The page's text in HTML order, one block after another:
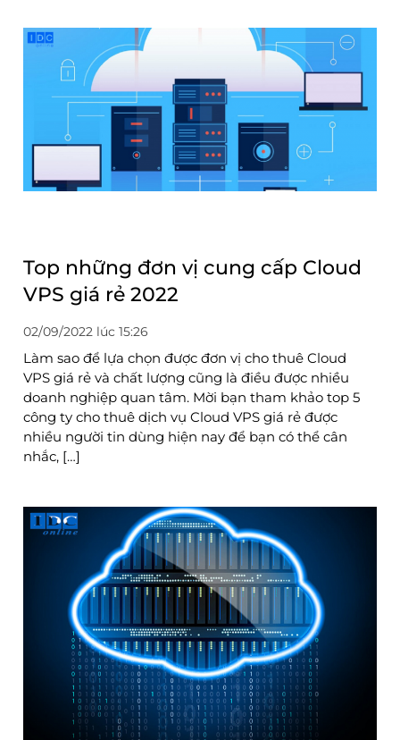
Top những đơn vị cung cấp Cloud
VPS giá rẻ 2022
02/09/2022 lúc 15:26
Làm sao để lựa chọn được đơn vị cho thuê Cloud
VPS giá rẻ và chất lượng cũng là điều được nhiều
doanh nghiệp quan tâm. Mời bạn tham khảo top 5
công ty cho thuê dịch vụ Cloud VPS giá rẻ được
nhiều người tin dùng hiện nay để bạn có thể cân
nhắc, […]